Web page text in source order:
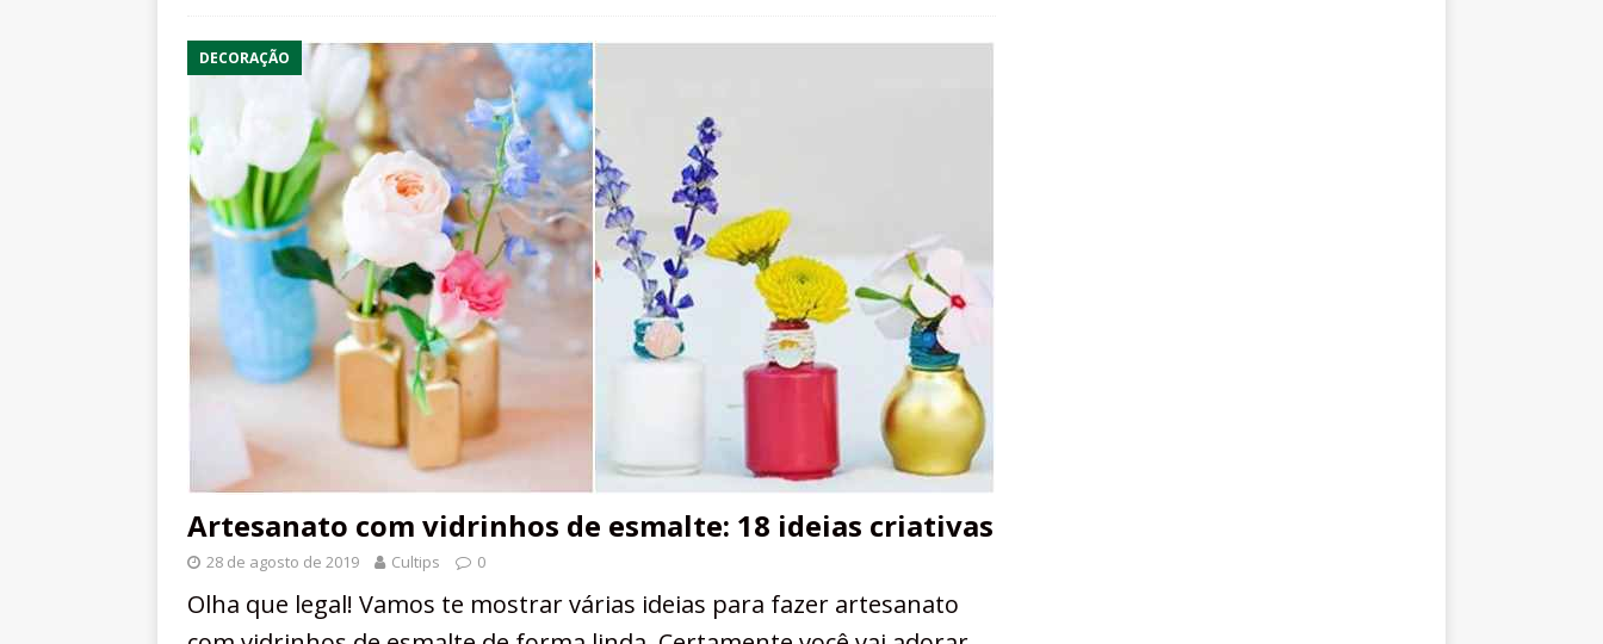
DECORAÇÃO
Artesanato com vidrinhos de esmalte: 18 ideias criativas
28 de agosto de 2019 Cultips 0
Olha que legal! Vamos te mostrar várias ideias para fazer artesanato